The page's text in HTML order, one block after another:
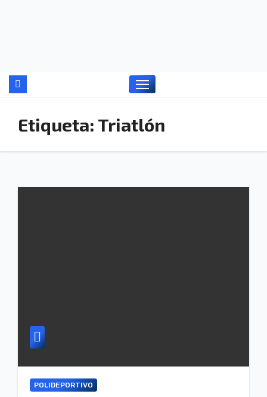
Etiqueta: Triatlón
POLIDEPORTIVO